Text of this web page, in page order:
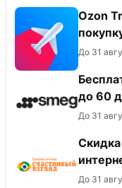
Ozon
До 31
до 60
До 31
Скидка
До 31